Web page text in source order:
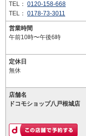
TEL： 0120-158-668
TEL： 0178-73-3011
営業時間
午前10時〜午後6時
定休日
無休
店舗名
ドコモショップ八戸根城店